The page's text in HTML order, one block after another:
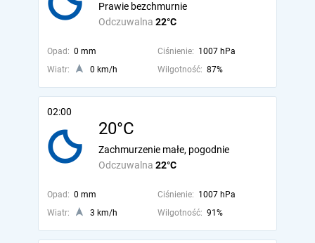
Odczuwalna 22°C
Prawie bezchmurnie
Opad: 0 mm Ciśnienie: 1007 hPa
Wiatr:
0 km/h Wilgotność: 87%
02:00
20°C
Odczuwalna 22°C
Zachmurzenie małe, pogodnie
Opad: 0 mm Ciśnienie: 1007 hPa
Wiatr:
3 km/h Wilgotność: 91%